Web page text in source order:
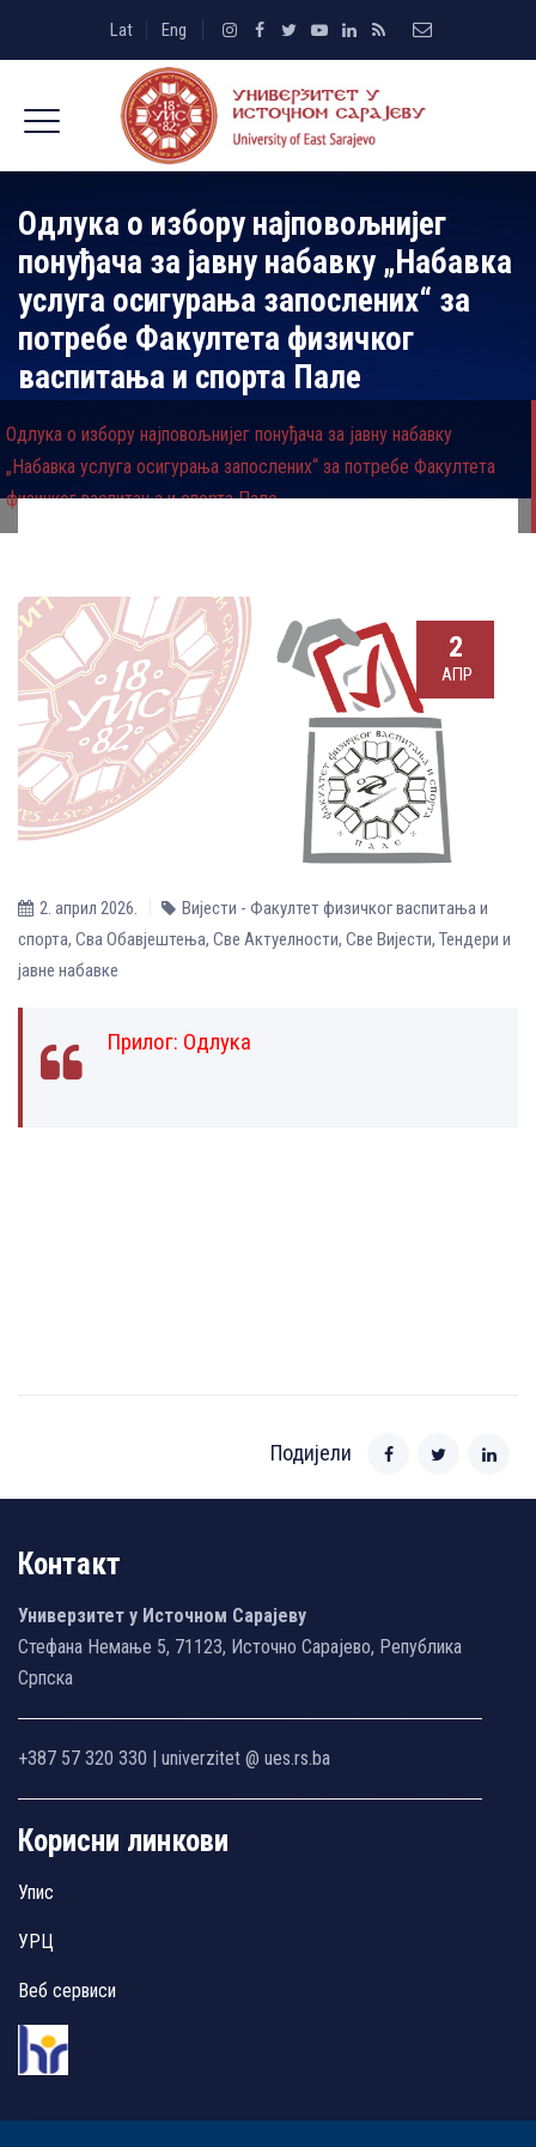
Lat Eng
Одлука о избору најповољнијег
понуђача за јавну набавку „Набавка
услуга осигурања запослених“ за
потребе Факултета физичког
васпитања и спорта Пале
Одлука о избору најповољнијег понуђача за јавну набавку
„Набавка услуга осигурања запослених“ за потребе Факултета
физичког васпитања и спорта Пале
2
АПР
2. април 2026.
Вијести - Факултет физичког васпитања и
спорта, Сва Обавјештења, Све Aктуелности, Све Вијести, Тендери и
јавне набавке
Прилог: Одлука
Подијели
Контакт
Универзитет у Источном Сарајеву
Стефана Немање 5, 71123, Источно Сарајево, Република
Српска
+387 57 320 330 | univerzitet @ ues.rs.ba
Корисни линкови
Упис
УРЦ
Веб сервиси